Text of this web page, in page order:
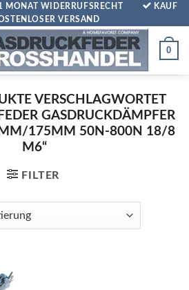
MONAT WIDERRUFSRECHT
KAUF
VERSAND
0
VERSCHLAGWORTET
GASDRUCKDÄMPFER
175MM 50N-800N 18/8
M6“
FILTER